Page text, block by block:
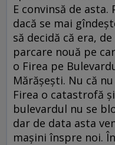
E convinsă de asta.
dacă se mai
să decidă că era,
parcare nouă pe
o Firea pe
Mărășești. Nu că
Firea o catastrofă
bulevardul nu se
dar de data asta
mașini înspre noi.